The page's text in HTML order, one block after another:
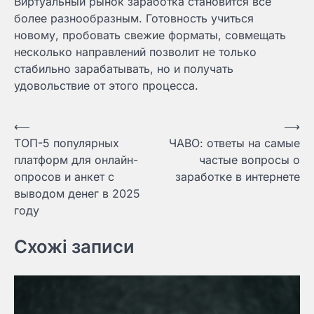
более разнообразным. Готовность учиться
новому, пробовать свежие форматы, совмещать
несколько направлений позволит не только
стабильно зарабатывать, но и получать
удовольствие от этого процесса.
Навигация
по
записям
⟵
ТОП-5 популярных
платформ для онлайн-
опросов и анкет с
выводом денег в 2025
году
ЧАВО: ответы на самые
частые вопросы о
заработке в интернете
⟶
Схожі записи